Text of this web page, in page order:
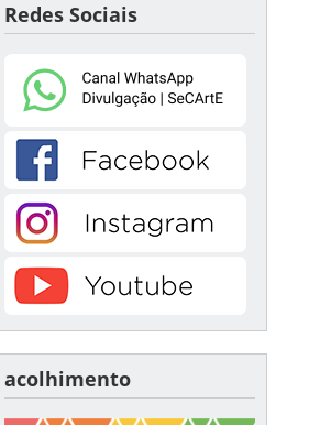
Redes Sociais
acolhimento